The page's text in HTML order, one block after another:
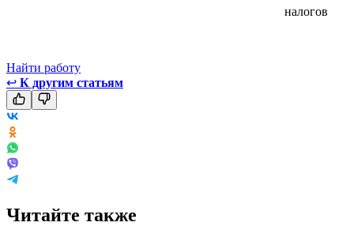
налогов
Найти работу
↩ К другим статьям
Читайте также